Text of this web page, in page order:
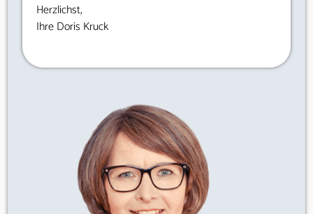
Herzlichst,
Ihre Doris Kruck